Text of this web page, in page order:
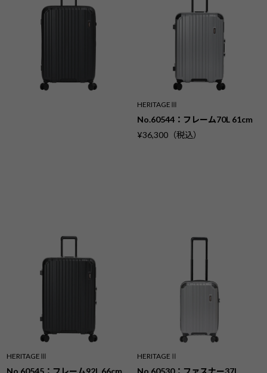
No.60542：ファスナー92L
HERITAGEⅢ
No.60544：フレーム70L 61cm
¥36,300（税込）
HERITAGEⅢ
No.60545：フレーム92L 66cm
HERITAGEⅡ
No.60530：ファスナー37L